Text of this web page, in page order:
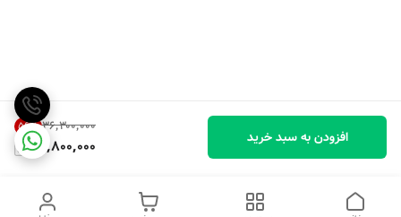
۳۶٬۳۰۰٬۰۰۰ 56%
15,800,000 افزودن به سبد خرید